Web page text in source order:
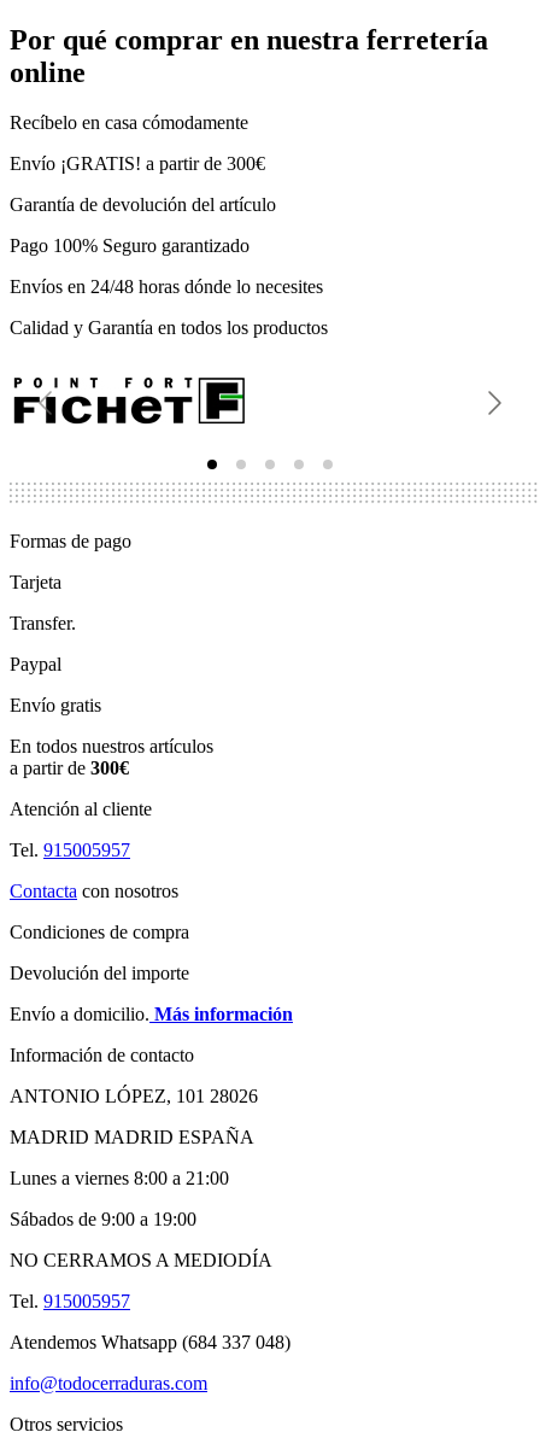
Por qué comprar en nuestra ferretería
online
Recíbelo en casa cómodamente
Envío ¡GRATIS! a partir de 300€
Garantía de devolución del artículo
Pago 100% Seguro garantizado
Envíos en 24/48 horas dónde lo necesites
Calidad y Garantía en todos los productos
Formas de pago
Tarjeta
Transfer.
Paypal
Envío gratis
En todos nuestros artículos
a partir de 300€
Atención al cliente
Tel. 915005957
Contacta con nosotros
Condiciones de compra
Devolución del importe
Envío a domicilio. Más información
Información de contacto
ANTONIO LÓPEZ, 101 28026
MADRID MADRID ESPAÑA
Lunes a viernes 8:00 a 21:00
Sábados de 9:00 a 19:00
NO CERRAMOS A MEDIODÍA
Tel. 915005957
Atendemos Whatsapp (684 337 048)
info@todocerraduras.com
Otros servicios